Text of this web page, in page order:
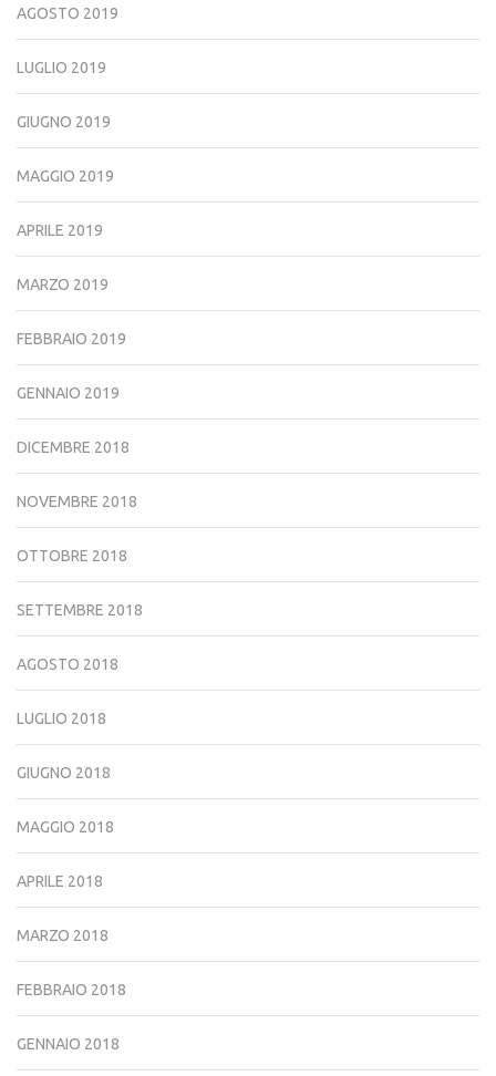
AGOSTO 2019
LUGLIO 2019
GIUGNO 2019
MAGGIO 2019
APRILE 2019
MARZO 2019
FEBBRAIO 2019
GENNAIO 2019
DICEMBRE 2018
NOVEMBRE 2018
OTTOBRE 2018
SETTEMBRE 2018
AGOSTO 2018
LUGLIO 2018
GIUGNO 2018
MAGGIO 2018
APRILE 2018
MARZO 2018
FEBBRAIO 2018
GENNAIO 2018